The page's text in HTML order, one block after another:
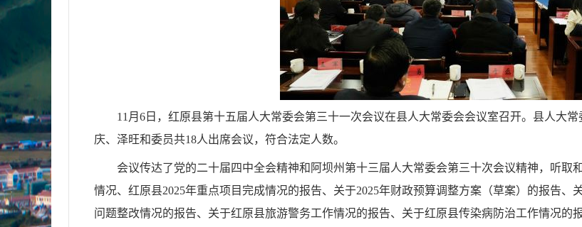
11月6日，红原县第十五届人大常委会第三十一次会议在县人大常委会会议室召开。县人大
庆、泽旺和委员共18人出席会议，符合法定人数。
会议传达了党的二十届四中全会精神和阿坝州第十三届人大常委会第三十次会议精神，听取
情况、红原县2025年重点项目完成情况的报告、关于2025年财政预算调整方案（草案）的报告、
问题整改情况的报告、关于红原县旅游警务工作情况的报告、关于红原县传染病防治工作情况的